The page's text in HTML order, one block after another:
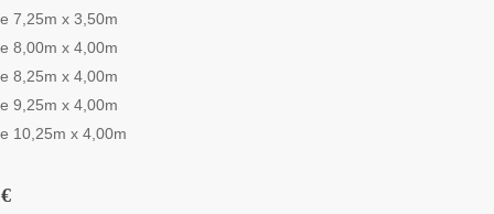
7,25m x 3,50m
8,00m x 4,00m
8,25m x 4,00m
9,25m x 4,00m
10,25m x 4,00m